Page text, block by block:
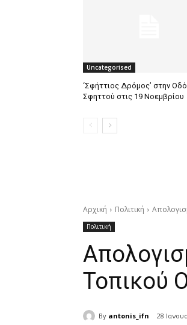
Uncategorised
‘Σφήττιος Δρόμος’ στην Οδό
Σφηττού στις 19 Νοεμβρίου